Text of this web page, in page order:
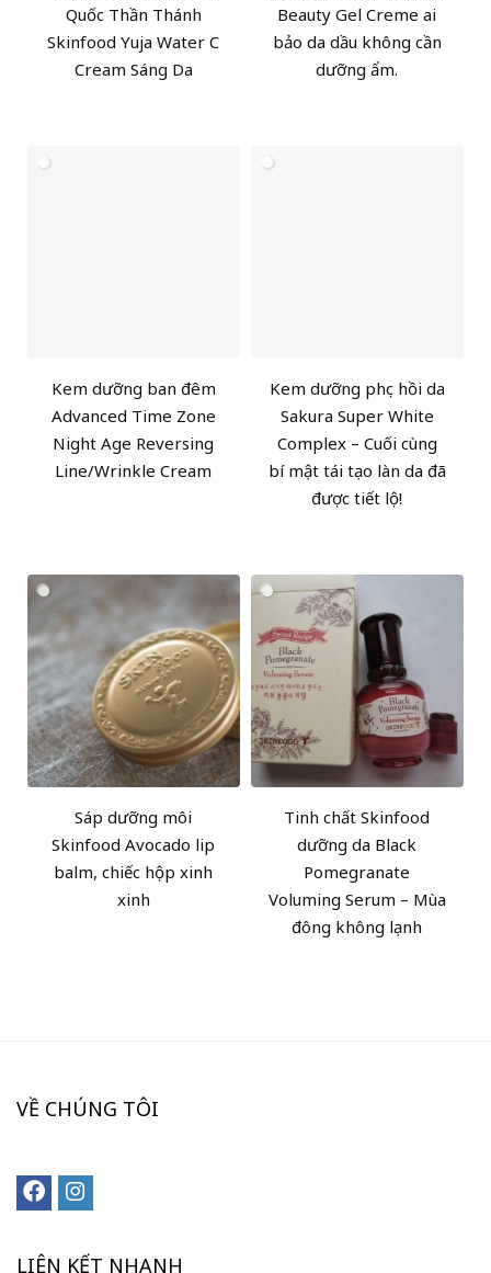
Quốc Thần Thánh
Skinfood Yuja Water C
Cream Sáng Da
Beauty Gel Creme ai
bảo da dầu không cần
dưỡng ẩm.
Kem dưỡng ban đêm
Advanced Time Zone
Night Age Reversing
Line/Wrinkle Cream
Kem dưỡng phục hồi da
Sakura Super White
Complex – Cuối cùng
bí mật tái tạo làn da đã
được tiết lộ!
Sáp dưỡng môi
Skinfood Avocado lip
balm, chiếc hộp xinh
xinh
Tinh chất Skinfood
dưỡng da Black
Pomegranate
Voluming Serum – Mùa
đông không lạnh
VỀ CHÚNG TÔI
LIÊN KẾT NHANH